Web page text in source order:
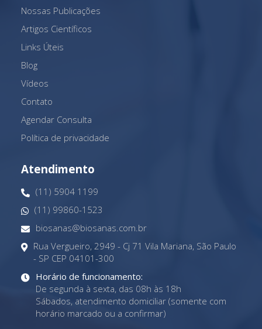
Nossas Publicações
Artigos Científicos
Links Úteis
Blog
Vídeos
Contato
Agendar Consulta
Política de privacidade
Atendimento
(11) 5904 1199
(11) 99860-1523
biosanas@biosanas.com.br
Rua Vergueiro, 2949 - Cj 71 Vila Mariana, São Paulo
- SP CEP 04101-300
Horário de funcionamento:
De segunda à sexta, das 08h às 18h
Sábados, atendimento domiciliar (somente com
horário marcado ou a confirmar)